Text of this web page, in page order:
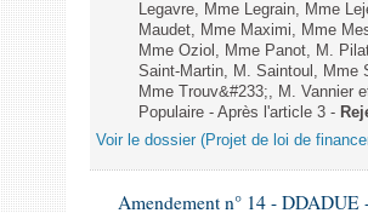
Legavre, Mme Legrain, Mme
Maudet, Mme Maximi, Mme
Mme Oziol, Mme Panot, M.
Saint-Martin, M. Saintoul, Mme
Mme Trouv&#233;, M. Vannier
Populaire - Après l'article 3 -
Voir le dossier (Projet de loi de
Amendement n° 14 - DDADUE